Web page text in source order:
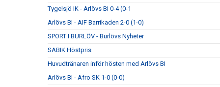
Tygelsjö IK - Arlövs BI 0-4 (0-1
Arlövs BI - AIF Barrikaden 2-0 (1-0)
SPORT I BURLÖV - Burlövs Nyheter
SABIK Höstpris
Huvudtränaren inför hösten med Arlövs BI
Arlövs BI - Afro SK 1-0 (0-0)